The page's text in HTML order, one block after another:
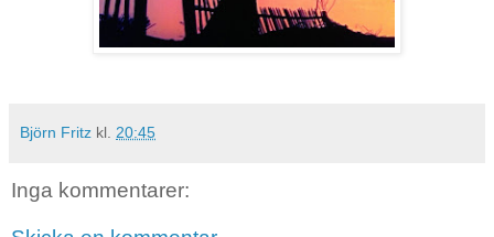
Björn Fritz kl. 20:45
Inga kommentarer: